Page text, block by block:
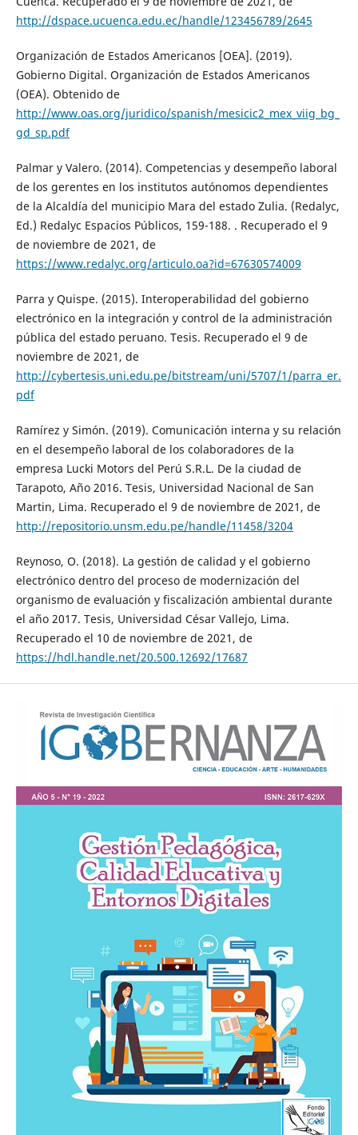
http://dspace.ucuenca.edu.ec/handle/123456789/2645
Organización de Estados Americanos [OEA]. (2019).
Gobierno Digital. Organización de Estados Americanos
(OEA). Obtenido de
http://www.oas.org/juridico/spanish/mesicic2_mex_viig_bg_
gd_sp.pdf
Palmar y Valero. (2014). Competencias y desempeño laboral
de los gerentes en los institutos autónomos dependientes
de la Alcaldía del municipio Mara del estado Zulia. (Redalyc,
Ed.) Redalyc Espacios Públicos, 159-188. . Recuperado el 9
de noviembre de 2021, de
https://www.redalyc.org/articulo.oa?id=67630574009
Parra y Quispe. (2015). Interoperabilidad del gobierno
electrónico en la integración y control de la administración
pública del estado peruano. Tesis. Recuperado el 9 de
noviembre de 2021, de
http://cybertesis.uni.edu.pe/bitstream/uni/5707/1/parra_er.
pdf
Ramírez y Simón. (2019). Comunicación interna y su relación
en el desempeño laboral de los colaboradores de la
empresa Lucki Motors del Perú S.R.L. De la ciudad de
Tarapoto, Año 2016. Tesis, Universidad Nacional de San
Martin, Lima. Recuperado el 9 de noviembre de 2021, de
http://repositorio.unsm.edu.pe/handle/11458/3204
Reynoso, O. (2018). La gestión de calidad y el gobierno
electrónico dentro del proceso de modernización del
organismo de evaluación y fiscalización ambiental durante
el año 2017. Tesis, Universidad César Vallejo, Lima.
Recuperado el 10 de noviembre de 2021, de
https://hdl.handle.net/20.500.12692/17687